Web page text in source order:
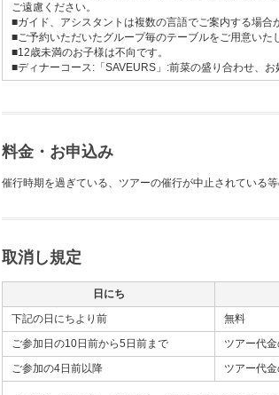
ご遠慮ください。
■ガイド、アシスタントは複数の言語でご案内する場合
■ご予約いただいたグループ毎のテーブルをご用意いた
■12歳未満のお子様は不向です。
■ディナーコース:「SAVEURS」:前菜の盛り合わせ、
料金・お申込み
催行時期を過ぎている、ツアーの催行が中止されている
取消し規定
日にち
下記の日にちより前
無料
ご参加日の10日前から5日前まで
ツアー代
ご参加の4日前以降
ツアー代